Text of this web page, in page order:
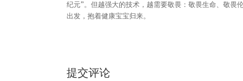
纪元”。但越强大的技术，越需要敬畏：敬畏生命、敬畏
出发，抱着健康宝宝归来。
提交评论